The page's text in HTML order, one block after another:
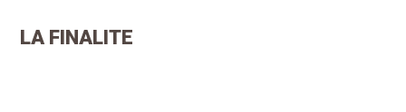
LA FINALITE